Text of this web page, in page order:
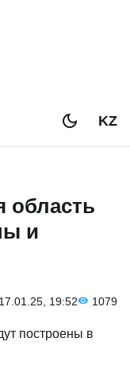
KZ
область
и
17.01.25, 19:52 1079
построены в